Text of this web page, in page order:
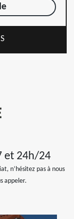
et 24h/24
n’hésitez pas à nous
appeler.